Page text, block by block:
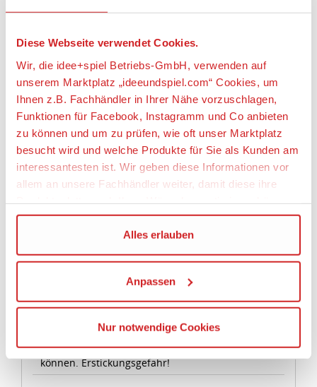
Diese Webseite verwendet Cookies.
Wir, die idee+spiel Betriebs-GmbH, verwenden auf
unserem Marktplatz „ideeundspiel.com“ Cookies, um
Ihnen z.B. Fachhändler in Ihrer Nähe vorzuschlagen,
Funktionen für Facebook, Instagramm und Co anbieten
zu können und um zu prüfen, wie oft unser Marktplatz
besucht wird und welche Produkte für Sie als Kunden am
interessantesten ist. Wir geben diese Informationen vor
allem an unsere Fachhändler weiter, damit diese ihre
Wir verwenden den Google Tag Manager um weitere
Dienste einzubinden.
Wenn Sie auf „Alles erlauben“, klicken, werden ein Teil
Ihrer personenbezogener Daten in die USA übertragen.
Die USA ist ein Drittland, dass nicht von einem
Kommission erfasst wird, und daher kein angemessenes
Alles erlauben
Anpassen
Nur notwendige Cookies
altersgerechtes Bau- und Spielerlebnis.
Artikeleigenschaften:
Anzahl Teile
300
Ab 4 Jahre
Dänemark, https://www.lego.com,
privacy.officer@LEGO.com
Warnhinweise
Achtung! Nicht für Kinder unter 3 Jahren
geeignet, da Kleinteile verschluckt werden
können. Erstickungsgefahr!